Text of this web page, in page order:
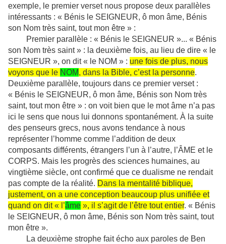
exemple, le premier verset nous propose deux parallèles
intéressants : « Bénis le SEIGNEUR, ô mon âme, Bénis
son Nom très saint, tout mon être » :
Premier parallèle : « Bénis le SEIGNEUR »... « Bénis
son Nom très saint » : la deuxième fois, au lieu de dire « le
SEIGNEUR », on dit « le NOM » : une fois de plus, nous
voyons que le NOM, dans la Bible, c’est la personne.
Deuxième parallèle, toujours dans ce premier verset :
« Bénis le SEIGNEUR, ô mon âme, Bénis son Nom très
saint, tout mon être » : on voit bien que le mot âme n’a pas
ici le sens que nous lui donnons spontanément. À la suite
des penseurs grecs, nous avons tendance à nous
représenter l’homme comme l’addition de deux
composants différents, étrangers l’un à l’autre, l’ÂME et le
CORPS. Mais les progrès des sciences humaines, au
vingtième siècle, ont confirmé que ce dualisme ne rendait
pas compte de la réalité. Dans la mentalité biblique,
justement, on a une conception beaucoup plus unifiée et
quand on dit « l’âme », il s’agit de l’être tout entier. « Bénis
le SEIGNEUR, ô mon âme, Bénis son Nom très saint, tout
mon être ».
La deuxième strophe fait écho aux paroles de Ben